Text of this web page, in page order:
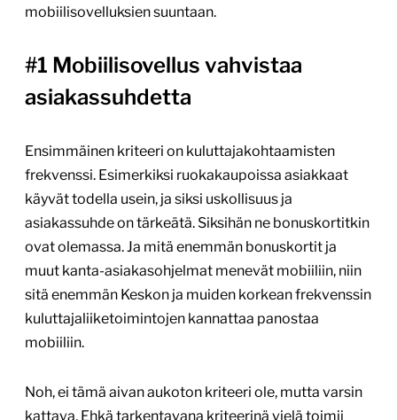
mobiilisovelluksien suuntaan.
#1 Mobiilisovellus vahvistaa
asiakassuhdetta
Ensimmäinen kriteeri on kuluttajakohtaamisten
frekvenssi. Esimerkiksi ruokakaupoissa asiakkaat
käyvät todella usein, ja siksi uskollisuus ja
asiakassuhde on tärkeätä. Siksihän ne bonuskortitkin
ovat olemassa. Ja mitä enemmän bonuskortit ja
muut kanta-asiakasohjelmat menevät mobiiliin, niin
sitä enemmän Keskon ja muiden korkean frekvenssin
kuluttajaliiketoimintojen kannattaa panostaa
mobiiliin.
Noh, ei tämä aivan aukoton kriteeri ole, mutta varsin
kattava. Ehkä tarkentavana kriteerinä vielä toimii